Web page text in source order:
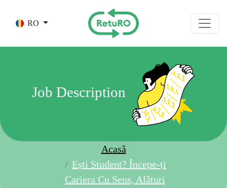
RO
Job Description
Acasă
Ești Student? Începe-ți
Cariera Cu Sens, Alături